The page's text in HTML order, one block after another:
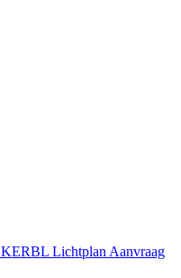
KERBL Lichtplan Aanvraag